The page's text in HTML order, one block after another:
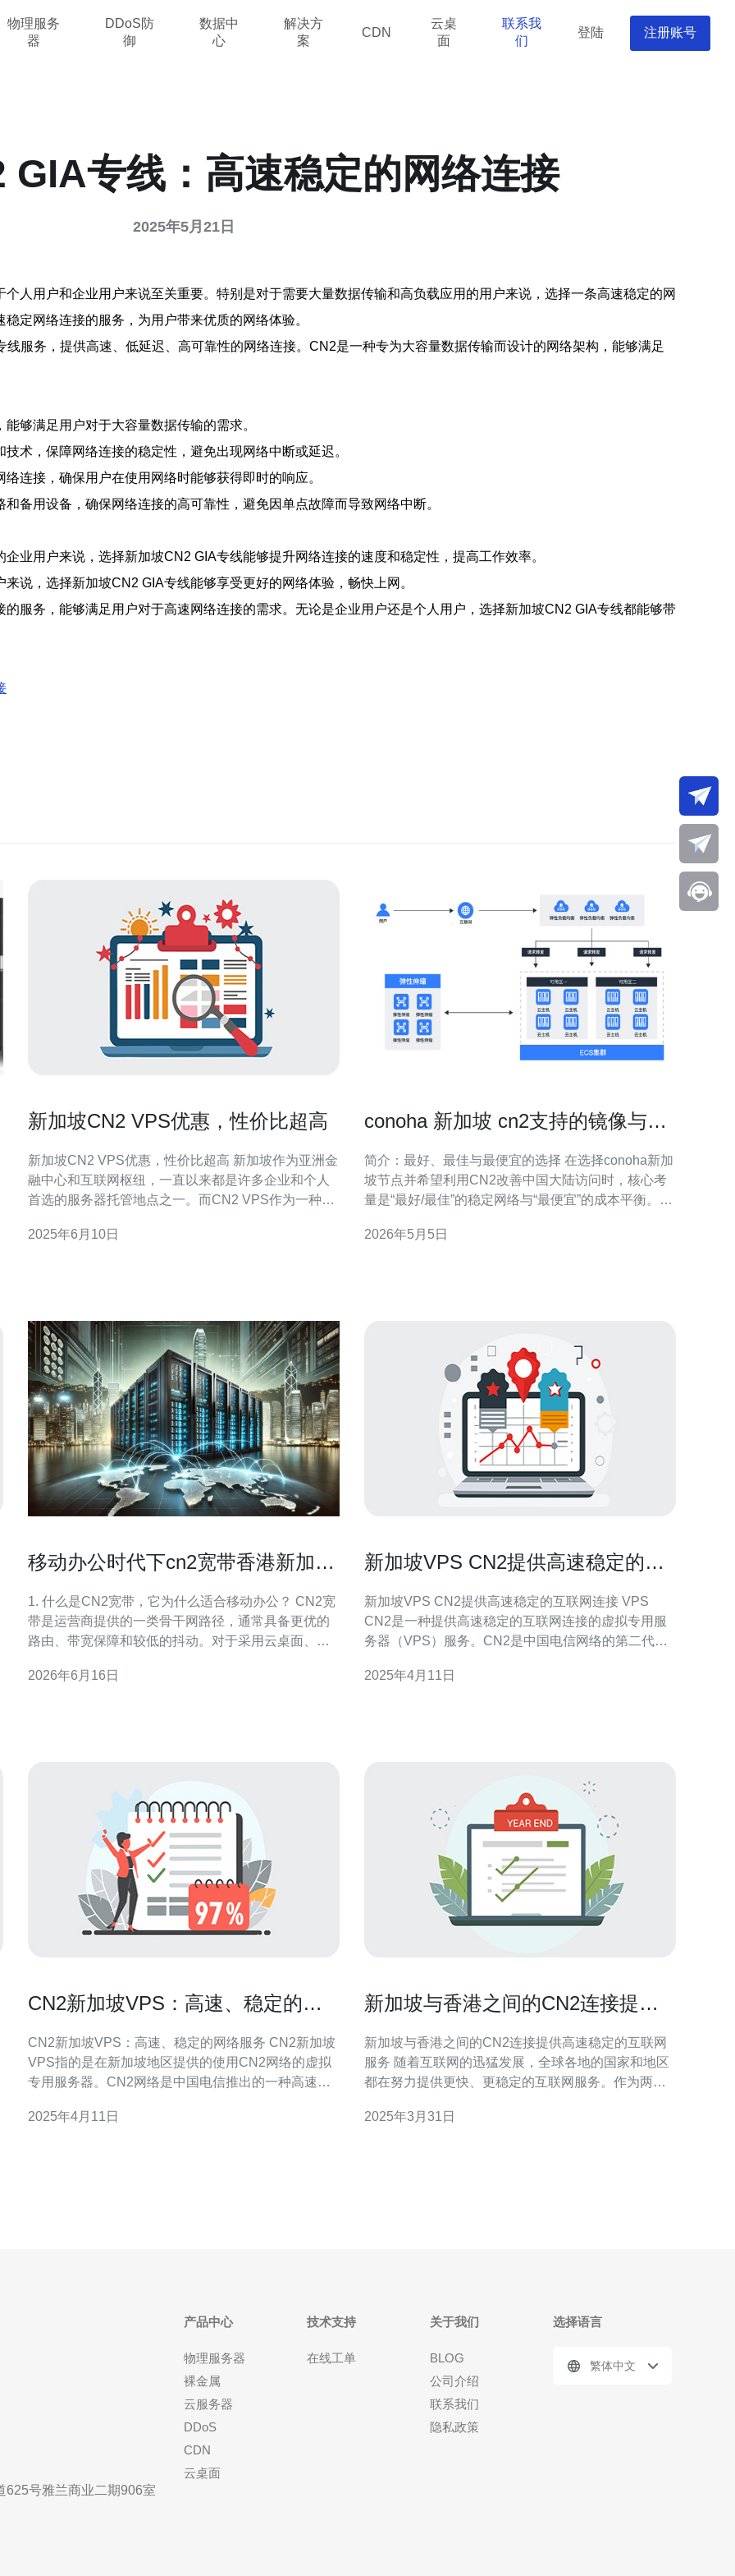
物理服务
器
DDoS防
御
数据中
心
解决方
案
CDN
云桌
面
联系我
们
登陆 注册账号
GIA专线：高速稳定的网络连接
2025年5月21日
人用户和企业用户来说至关重要。特别是对于需要大量数据传输和高负载应用的用户来说，选择一条高速稳定的网
定网络连接的服务，为用户带来优质的网络体验。
服务，提供高速、低延迟、高可靠性的网络连接。CN2是一种专为大容量数据传输而设计的网络架构，能够满足
够满足用户对于大容量数据传输的需求。
术，保障网络连接的稳定性，避免出现网络中断或延迟。
连接，确保用户在使用网络时能够获得即时的响应。
备用设备，确保网络连接的高可靠性，避免因单点故障而导致网络中断。
业用户来说，选择新加坡CN2 GIA专线能够提升网络连接的速度和稳定性，提高工作效率。
说，选择新加坡CN2 GIA专线能够享受更好的网络体验，畅快上网。
服务，能够满足用户对于高速网络连接的需求。无论是企业用户还是个人用户，选择新加坡CN2 GIA专线都能够带
新加坡CN2 VPS优惠，性价比超高
新加坡CN2 VPS优惠，性价比超高 新加坡作为亚洲金
融中心和互联网枢纽，一直以来都是许多企业和个人
首选的服务器托管地点之一。而CN2 VPS作为一种高
青睐。本文将介绍新加坡CN2 VPS的优惠活动，以及
2025年6月10日
conoha 新加坡 cn2支持的镜像与操
简介：最好、最佳与最便宜的选择 在选择conoha新加
坡节点并希望利用CN2改善中国大陆访问时，核心考
量是“最好/最佳”的稳定网络与“最便宜”的成本平衡。对
CN2或联通/电信直连路线的实例和镜像；若预算有
2026年5月5日
移动办公时代下cn2宽带香港新加坡
1. 什么是CN2宽带，它为什么适合移动办公？ CN2宽
带是运营商提供的一类骨干网路径，通常具备更优的
路由、带宽保障和较低的抖动。对于采用云桌面、远
著降低网络拥塞风险，从而提升语音/视频质量和文件
2026年6月16日
新加坡VPS CN2提供高速稳定的互
新加坡VPS CN2提供高速稳定的互联网连接 VPS
CN2是一种提供高速稳定的互联网连接的虚拟专用服
务器（VPS）服务。CN2是中国电信网络的第二代国
速和可靠的连接。而新加坡作为亚洲重要的互联网枢
2025年4月11日
CN2新加坡VPS：高速、稳定的网
CN2新加坡VPS：高速、稳定的网络服务 CN2新加坡
VPS指的是在新加坡地区提供的使用CN2网络的虚拟
专用服务器。CN2网络是中国电信推出的一种高速、
种VPS服务非常适合那些需要稳定、快速网络连接的
2025年4月11日
新加坡与香港之间的CN2连接提供
新加坡与香港之间的CN2连接提供高速稳定的互联网
服务 随着互联网的迅猛发展，全球各地的国家和地区
都在努力提供更快、更稳定的互联网服务。作为两个
互联网连接变得日益重要。CN2连接作为一种高速稳
2025年3月31日
625号雅兰商业二期906室
产品中心
物理服务器
裸金属
云服务器
DDoS
CDN
云桌面
技术支持
在线工单
关于我们
BLOG
公司介绍
联系我们
隐私政策
选择语言
繁体中文